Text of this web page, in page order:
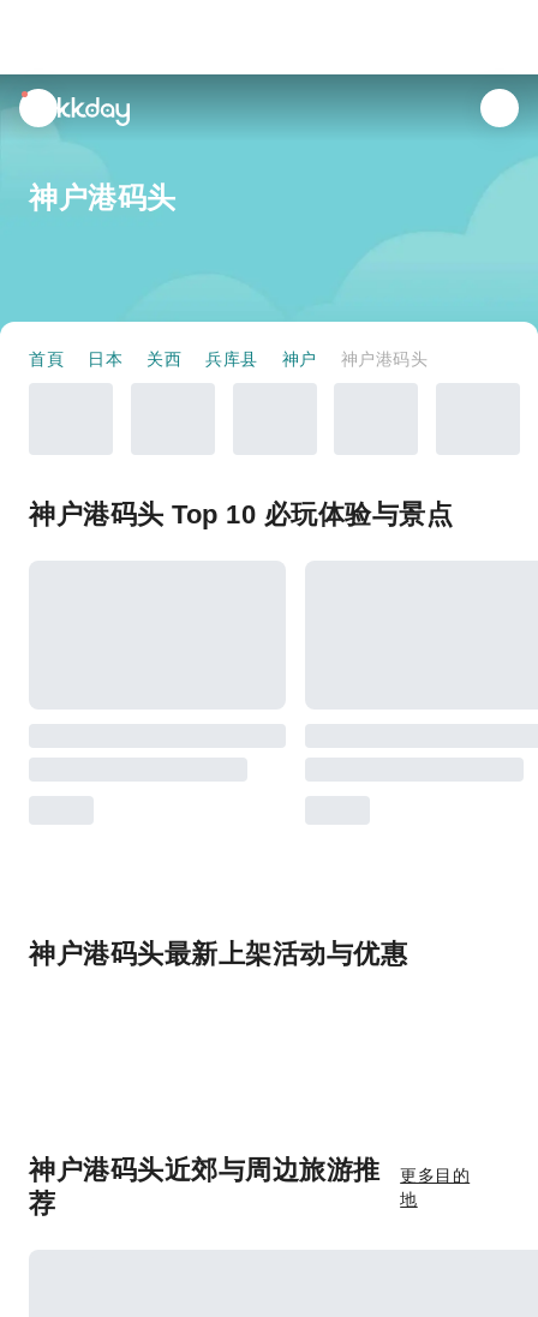
unread
notifications
神户港码头
首頁 日本 关西 兵库县 神户 神户港码头
神户港码头 Top 10 必玩体验与景点
神户港码头最新上架活动与优惠
神户港码头近郊与周边旅游推
荐
更多目的
地